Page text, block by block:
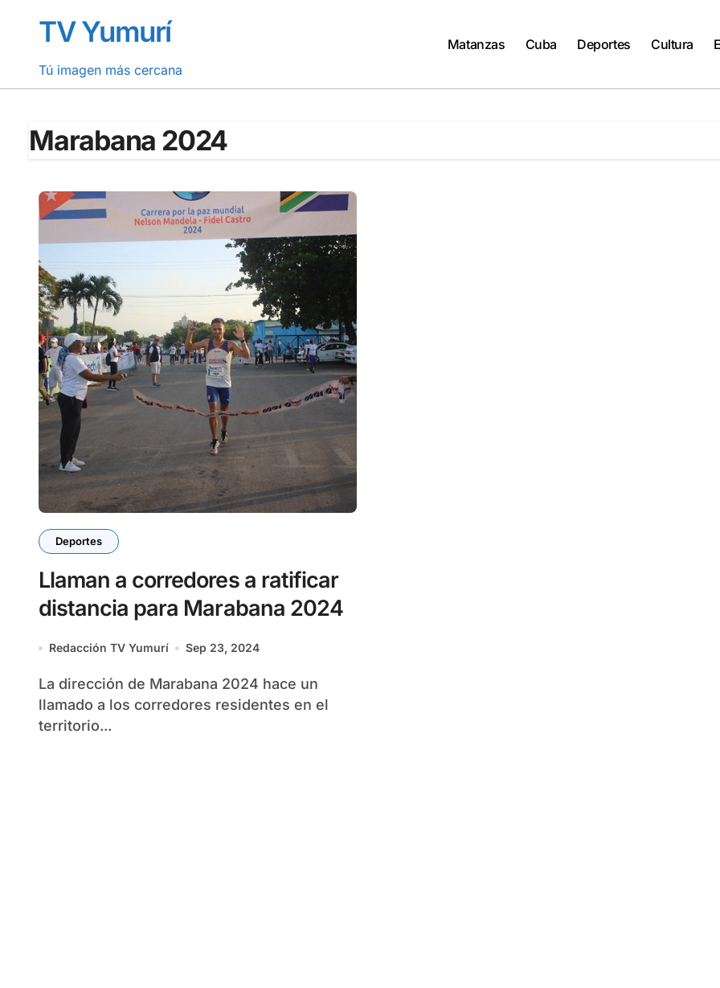
contenidoTV Yumurí
Tú imagen más cercana
Matanzas Cuba Deportes Cultura
Marabana 2024
Deportes
Llaman a corredores a ratificar
distancia para Marabana 2024
Redacción TV Yumurí Sep 23, 2024
La dirección de Marabana 2024 hace un
llamado a los corredores residentes en el
territorio...